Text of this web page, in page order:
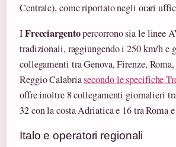
Centrale), come riportato negli orari
IFrecciargentopercorrono sia le linee
tradizionali, raggiungendo i 250 km/h e
collegamenti tra Genova, Firenze,
Reggio Calabriasecondo le specifiche
offre inoltre 8 collegamenti giornalieri
32 con la costa Adriatica e 16 tra Roma
Italo e operatori regionali